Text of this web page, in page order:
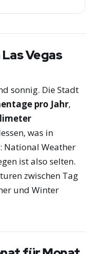
Vegas
sonnig. Die Stadt
pro Jahr,
was in
National Weather
ist also selten.
zwischen Tag
und Winter